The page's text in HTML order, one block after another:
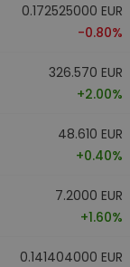
0.172525000 EUR
-0.80%
326.570 EUR
+2.00%
48.610 EUR
+0.40%
7.2000 EUR
+1.60%
0.141404000 EUR